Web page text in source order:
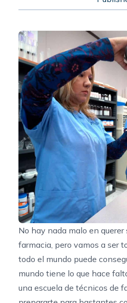
No hay nada malo en querer
farmacia, pero vamos a ser
todo el mundo puede
mundo tiene lo que hace
una escuela de técnicos de